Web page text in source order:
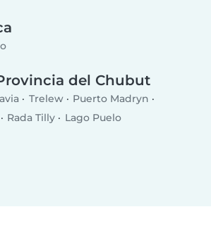
del Chubut
Trelew
Puerto Madryn
Rada Tilly Lago Puelo